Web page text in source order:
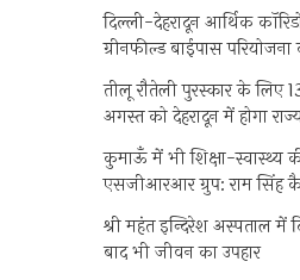
दिल्ली-देहरादून आर्थिक
ग्रीनफील्ड बाईपास
तीलू रौतेली पुरस्कार के लिए
अगस्त को देहरादून में होगा
कुमाऊँ में भी शिक्षा-
एसजीआरआर ग्रुप: राम सिंह
श्री महंत इन्दिरेश अस्पताल
बाद भी जीवन का उपहार